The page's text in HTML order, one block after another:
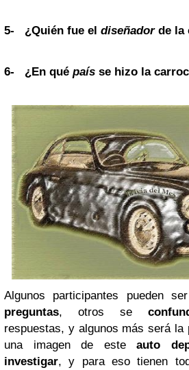
5- ¿Quién fue el diseñadorde la
6- ¿En qué país se hizo la
Algunos participantes pueden
preguntas, otros se
respuestas, y algunos más será la
una imagen de esteauto
investigar, y para eso tienen